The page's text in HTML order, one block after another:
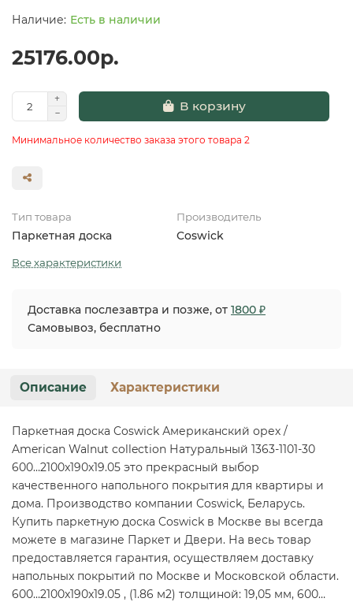
Есть в наличии
25176.00р.
В корзину
Минимальное количество заказа этого товара 2
Тип товара
Паркетная доска
Производитель
Coswick
Все характеристики
Доставка послезавтра и позже, от 1800 ₽
Самовывоз, бесплатно
Описание Характеристики
Паркетная доска Coswick Американский орех /
American Walnut collection Натуральный 1363-1101-30
600…2100x190x19.05 это прекрасный выбор
качественного напольного покрытия для квартиры и
дома. Производство компании Coswick, Беларусь.
Купить паркетную доска Coswick в Москве вы всегда
можете в магазине Паркет и Двери. На весь товар
предоставляется гарантия, осуществляем доставку
напольных покрытий по Москве и Московской области.
600…2100x190x19.05 , (1.86 м2) толщиной: 19,05 мм, 600…